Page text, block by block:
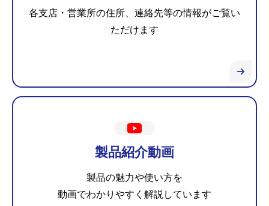
各支店・営業所の住所、連絡先等の情報がご覧い
ただけます
製品紹介動画
製品の魅力や使い方を
動画でわかりやすく解説しています